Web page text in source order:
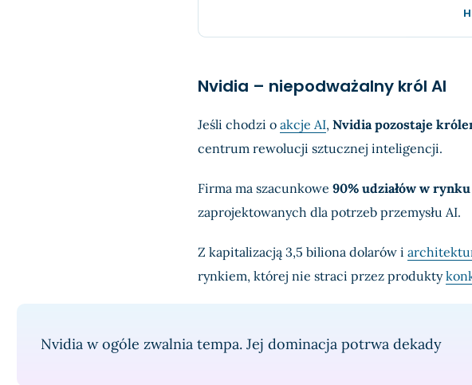
Nvidia – niepodważalny król AI
Jeśli chodzi o akcje AI, Nvidia pozostaje
centrum rewolucji sztucznej inteligencji.
Firma ma szacunkowe 90% udziałów w
zaprojektowanych dla potrzeb przemysłu AI.
Z kapitalizacją 3,5 biliona dolarów i
rynkiem, której nie straci przez produkty
Nvidia w ogóle zwalnia tempa. Jej dominacja potrwa dekady